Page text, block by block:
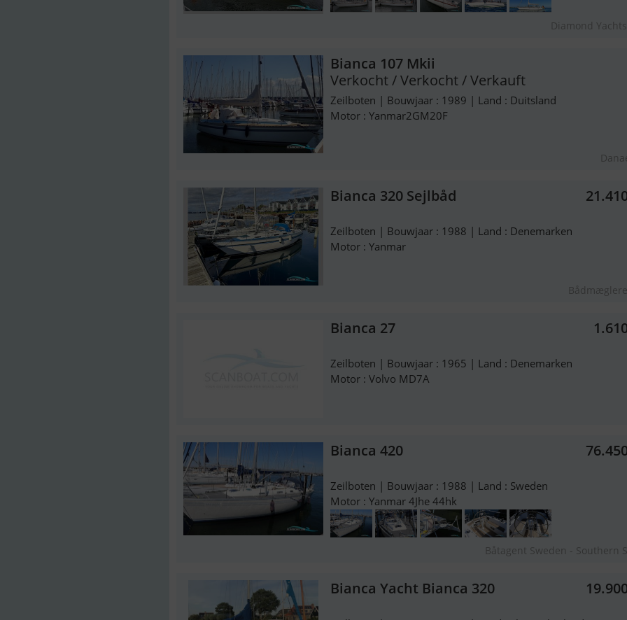
Diamond
Bianca 107 Mkii
Verkocht / Verkocht / Verkauft
Zeilboten | Bouwjaar : 1989 | Land : Duitsland
Motor : Yanmar2GM20F
Bianca 320 Sejlbåd
Zeilboten | Bouwjaar : 1988 | Land : Denemarken
Motor : Yanmar
Bianca 27
Zeilboten | Bouwjaar : 1965 | Land : Denemarken
Motor : Volvo MD7A
Bianca 420
Zeilboten | Bouwjaar : 1988 | Land : Sweden
Motor : Yanmar 4Jhe 44hk
Båtagent Sweden - Southern
Bianca Yacht Bianca 320